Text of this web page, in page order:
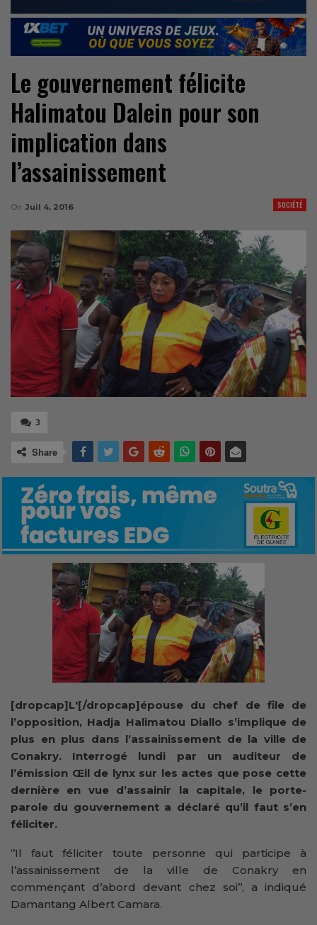
Le gouvernement félicite
Halimatou Dalein pour son
implication dans
l’assainissement
SOCIÉTÉ
On Juil 4, 2016
3
Share
[dropcap]L'[/dropcap]épouse du chef de file de
l’opposition, Hadja Halimatou Diallo s’implique de
plus en plus dans l’assainissement de la ville de
Conakry. Interrogé lundi par un auditeur de
l’émission Œil de lynx sur les actes que pose cette
dernière en vue d’assainir la capitale, le porte-
parole du gouvernement a déclaré qu’il faut s’en
féliciter.
‘’Il faut féliciter toute personne qui participe à
l’assainissement de la ville de Conakry en
commençant d’abord devant chez soi’’, a indiqué
Damantang Albert Camara.